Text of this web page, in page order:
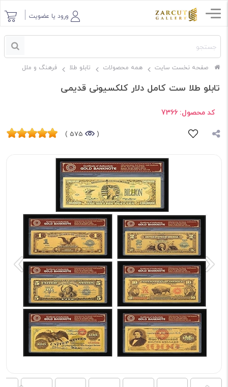
ورود یا عضویت
صفحه نخست سایت همه محصولات تابلو طلا فرهنگ و ملل
تابلو طلا ست کامل دلار کلکسیونی قدیمی
کد محصول: 7366
(
575 )